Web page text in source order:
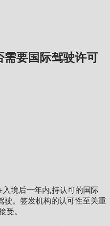
要国际驾驶许可
境后一年内,持认可的国际
驶。签发机构的认可性至关重
受。